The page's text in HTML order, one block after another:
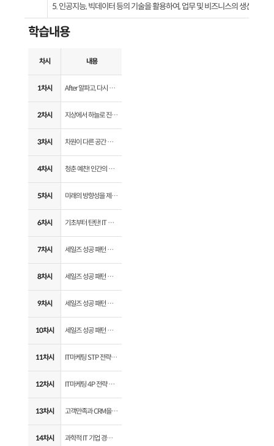
5. 인공지능, 빅데이터 등의 기술을 활용하여, 업무 및 비즈니스의 생산성을
학습내용
차시 내용
1차시 After 알파고, 다시 찾아온 제2의 AI의 봄
2차시 지상에서 하늘로 진화하는 IT 트렌드 part 1. UAM(도심항공모빌리티)
3차시 차원이 다른 공간 컴퓨팅 IT 트렌드 part 2. 혼합현실(Mixed Reality)
4차시 청춘 예찬! 인간의 노화를 막는 IT 트렌드 part 3. 뷰티테크(Beauty-tech)
5차시 미래의 방향성을 제시하는 IT 트렌드 part 4. BCI(뇌-컴퓨터 인터페이스)
6차시 기초부터 탄탄! IT 비즈니스 모델 완전 정복
7차시 세일즈 성공 패턴 필수 4요소 part 1. 전략
8차시 세일즈 성공 패턴 필수 4요소 part 2. 운영
9차시 세일즈 성공 패턴 필수 4요소 part 3. 수익
10차시 세일즈 성공 패턴 필수 4요소 part 4. 콘텍스트
11차시 IT마케팅 STP 전략 수립 노하우
12차시 IT마케팅 4P 전략 수립 노하우
13차시 고객만족과 CRM을 위한 기본 원리들
14차시 과학적 IT 기업 경영을 위한 CRM 솔루션